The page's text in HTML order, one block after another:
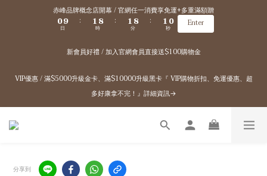
赤峰品牌概念店開幕 / 官網任一消費享免運+多重滿額贈
1
09
8
6
4
1
日
:
2
1
0
9
8
7
5
2
1
0
時
:
2
1
0
9
8
7
5
3
2
1
0
分
:
2
1
0
1
0
秒 Enter
新會員好禮 / 加入官網會員直接送$100購物金
VIP優惠 / 滿$5000升級金卡、滿$10000升級黑卡『 VIP購物折扣、免運優惠、超
多好康拿不完！』詳細資訊→
分享到